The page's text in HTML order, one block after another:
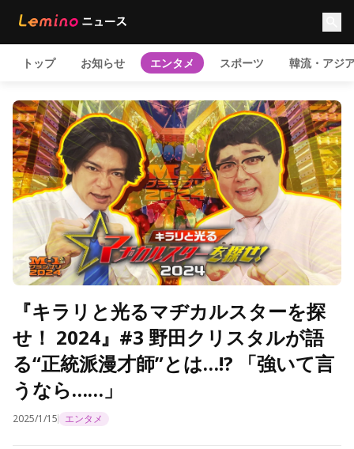
トップ お知らせ エンタメ スポーツ 韓流・アジ
『キラリと光るマヂカルスターを探
せ！ 2024』#3 野田クリスタルが語
る“正統派漫才師”とは…!? 「強いて言
うなら……」
2025/1/15 エンタメ